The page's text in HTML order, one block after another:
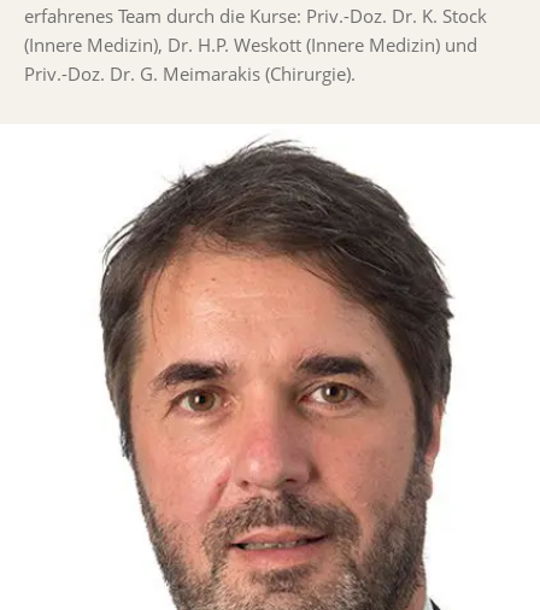
erfahrenes Team durch die Kurse: Priv.-Doz. Dr. K. Stock
(Innere Medizin), Dr. H.P. Weskott (Innere Medizin) und
Priv.-Doz. Dr. G. Meimarakis (Chirurgie).